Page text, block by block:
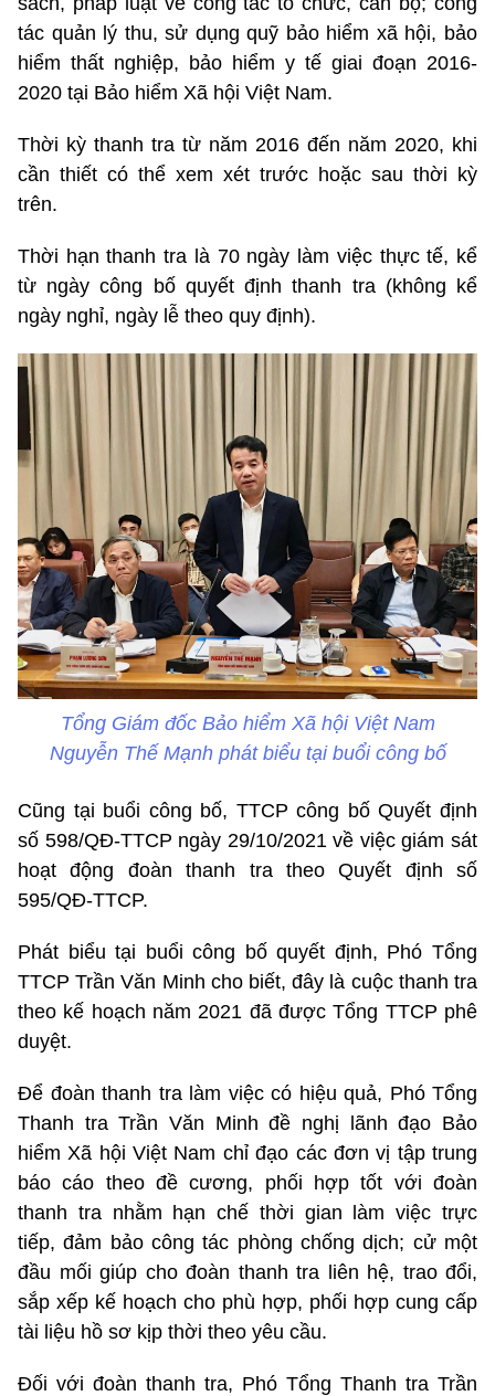
tác quản lý thu, sử dụng quỹ bảo hiểm xã hội, bảo
hiểm thất nghiệp, bảo hiểm y tế giai đoạn 2016-
2020 tại Bảo hiểm Xã hội Việt Nam.
Thời kỳ thanh tra từ năm 2016 đến năm 2020, khi
cần thiết có thể xem xét trước hoặc sau thời kỳ
trên.
Thời hạn thanh tra là 70 ngày làm việc thực tế, kể
từ ngày công bố quyết định thanh tra (không kể
ngày nghỉ, ngày lễ theo quy định).
Tổng Giám đốc Bảo hiểm Xã hội Việt Nam
Nguyễn Thế Mạnh phát biểu tại buổi công bố
Cũng tại buổi công bố, TTCP công bố Quyết định
số 598/QĐ-TTCP ngày 29/10/2021 về việc giám sát
hoạt động đoàn thanh tra theo Quyết định số
595/QĐ-TTCP.
Phát biểu tại buổi công bố quyết định, Phó Tổng
TTCP Trần Văn Minh cho biết, đây là cuộc thanh tra
theo kế hoạch năm 2021 đã được Tổng TTCP phê
duyệt.
Để đoàn thanh tra làm việc có hiệu quả, Phó Tổng
Thanh tra Trần Văn Minh đề nghị lãnh đạo Bảo
hiểm Xã hội Việt Nam chỉ đạo các đơn vị tập trung
báo cáo theo đề cương, phối hợp tốt với đoàn
thanh tra nhằm hạn chế thời gian làm việc trực
tiếp, đảm bảo công tác phòng chống dịch; cử một
đầu mối giúp cho đoàn thanh tra liên hệ, trao đổi,
sắp xếp kế hoạch cho phù hợp, phối hợp cung cấp
tài liệu hồ sơ kịp thời theo yêu cầu.
Đối với đoàn thanh tra, Phó Tổng Thanh tra Trần